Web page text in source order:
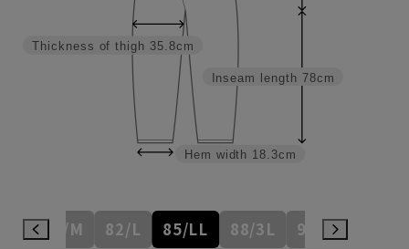
Inseam length 78cm
Hem width 18.3cm
Thickness of thigh 35.8cm
79/M 82/L 85/LL 88/3L 91/4L